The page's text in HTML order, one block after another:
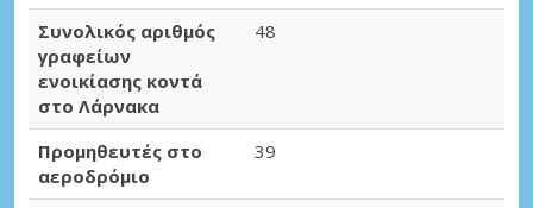
Συνολικός αριθμός
γραφείων
ενοικίασης κοντά
στο Λάρνακα
48
Προμηθευτές στο
αεροδρόμιο
39